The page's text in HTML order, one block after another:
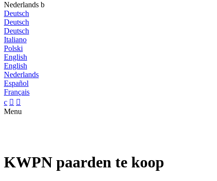
Nederlands b
Deutsch
Deutsch
Deutsch
Italiano
Polski
English
English
Nederlands
Español
Français
c  
Menu
KWPN paarden te koop